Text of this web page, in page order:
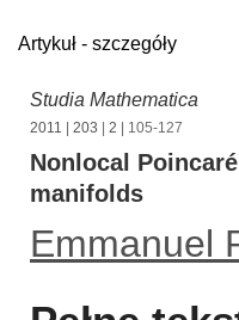
Artykuł - szczegóły
Studia Mathematica
2011 203 2 | 105-127
Nonlocal
manifolds
Emmanuel